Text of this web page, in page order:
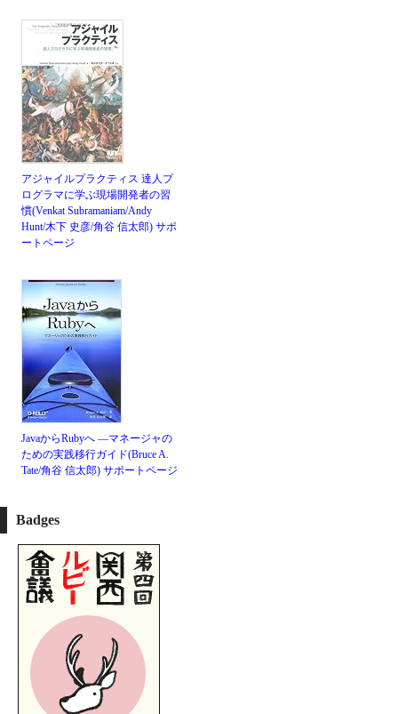
アジャイルプラクティス 達人プ
ログラマに学ぶ現場開発者の習
慣(Venkat Subramaniam/Andy
Hunt/木下 史彦/角谷 信太郎) サポ
ートページ
JavaからRubyへ ―マネージャの
ための実践移行ガイド(Bruce A.
Tate/角谷 信太郎) サポートページ
Badges